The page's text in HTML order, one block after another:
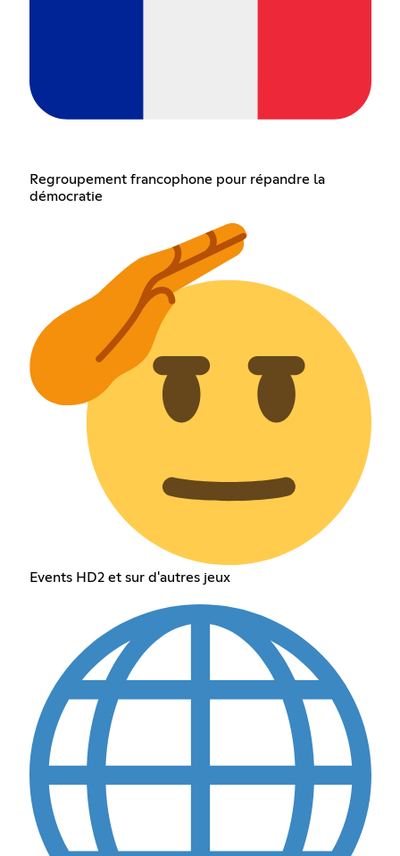
Regroupement francophone pour répandre la
démocratie
Events HD2 et sur d'autres jeux